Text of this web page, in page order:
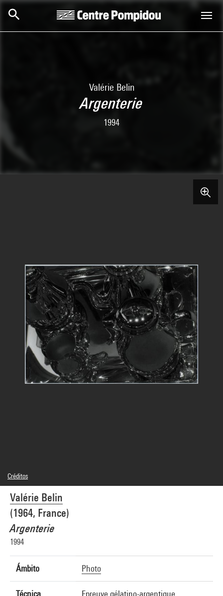
Skip to main content
Valérie Belin
Argenterie
1994
Valérie Belin
(1964, France)
Argenterie
1994
Ámbito Photo
Técnica Epreuve gélatino-argentique
Créditos
© Adagp, Paris
Créditos fotográficos : Centre Pompidou, MNAM-CCI/Philippe Migeat/Dist.
GrandPalaisRmn
Referencia de la imagen : 4N02148
Difusión de la imagen :